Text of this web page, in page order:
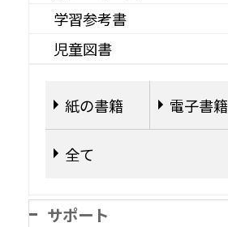
学習参考書
児童図書
紙の書籍 電子書籍
全て
サポート